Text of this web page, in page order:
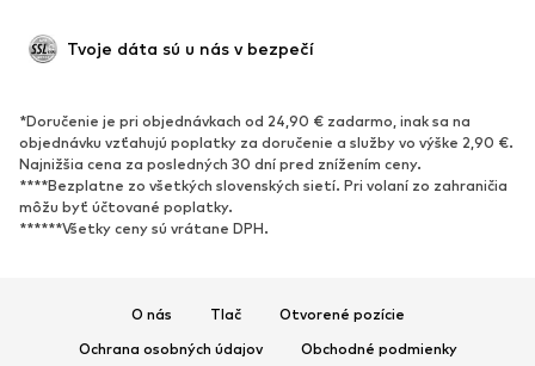
Upcyklácia
Nové
Obľúbené
Tenisky
Členkové čižmy
Topánky na vysokom podpätku
Sandále
Papuče
Exkluzívne
Tvoje dáta sú u nás v bezpečí
*Doručenie je pri objednávkach od 24,90 € zadarmo, inak sa na
objednávku vzťahujú poplatky za doručenie a služby vo výške 2,90 €.
Najnižšia cena za posledných 30 dní pred znížením ceny.
****Bezplatne zo všetkých slovenských sietí. Pri volaní zo zahraničia
môžu byť účtované poplatky.
******Všetky ceny sú vrátane DPH.
O nás Tlač
Otvorené pozície
Ochrana osobných údajov
Obchodné podmienky